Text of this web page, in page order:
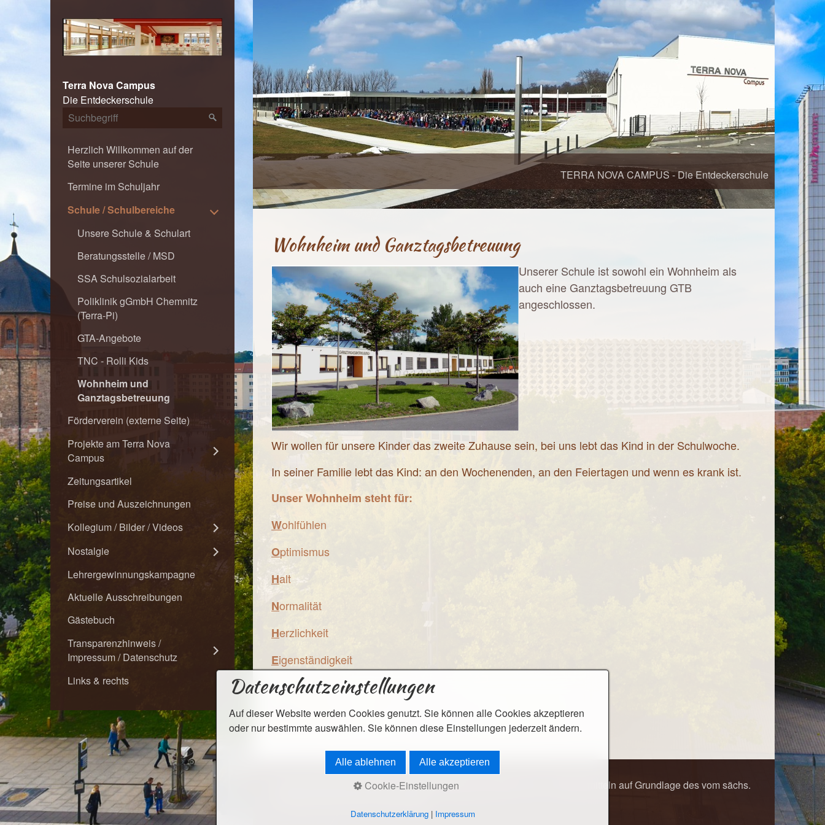
Terra Nova Campus
Die Entdeckerschule
Herzlich Willkommen auf der
Seite unserer Schule
Termine im Schuljahr
Schule / Schulbereiche
Unsere Schule & Schulart
Beratungsstelle / MSD
SSA Schulsozialarbeit
Poliklinik gGmbH Chemnitz
(Terra-Pi)
GTA-Angebote
TNC - Rolli Kids
Wohnheim und
Ganztagsbetreuung
Förderverein (externe Seite)
Projekte am Terra Nova
Campus
Zeitungsartikel
Preise und Auszeichnungen
Kollegium / Bilder / Videos
Nostalgie
Lehrergewinnungskampagne
Aktuelle Ausschreibungen
Gästebuch
Transparenzhinweis /
Impressum / Datenschutz
Links & rechts
TERRA NOVA CAMPUS - Die Entdeckerschule
Wohnheim und Ganztagsbetreuung
Unserer Schule ist sowohl ein Wohnheim als
auch eine Ganztagsbetreuung GTB
angeschlossen.
Wir wollen für unsere Kinder das zweite Zuhause sein, bei uns lebt das Kind in der Schulwoche.
In seiner Familie lebt das Kind: an den Wochenenden, an den Feiertagen und wenn es krank ist.
Unser Wohnheim steht für:
Wohlfühlen
Optimismus
Halt
Normalität
Herzlichkeit
Eigenständigkeit
Individualität
Möglichkeiten
© 2026 Terra Nova Campus - Diese Website wird mitfinanziert mit Steuermitteln auf Grundlage des vom sächs.
Datenschutzeinstellungen
Auf dieser Website werden Cookies genutzt. Sie können alle Cookies akzeptieren
oder nur bestimmte auswählen. Sie können diese Einstellungen jederzeit ändern.
Alle ablehnen Alle akzeptieren
Cookie-Einstellungen
Datenschutzerklärung| Impressum